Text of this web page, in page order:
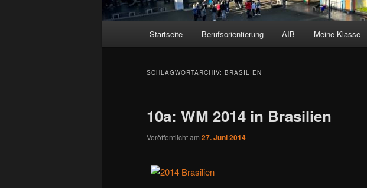
Startseite Berufsorientierung AIB Meine Klasse
SCHLAGWORTARCHIV: BRASILIEN
10a: WM 2014 in Brasilien
Veröffentlicht am 27. Juni 2014